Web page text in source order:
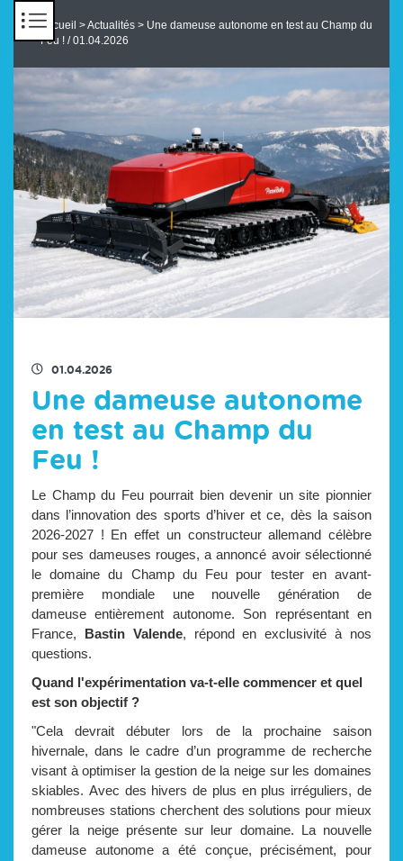
Accueil >Actualités > Une dameuse autonome en test au Champ du
Feu ! / 01.04.2026
01.04.2026
Une dameuse autonome
en test au Champ du
Feu !
Le Champ du Feu pourrait bien devenir un site pionnier
dans l’innovation des sports d’hiver et ce, dès la saison
2026-2027 ! En effet un constructeur allemand célèbre
pour ses dameuses rouges, a annoncé avoir sélectionné
le domaine du Champ du Feu pour tester en avant-
première mondiale une nouvelle génération de
dameuse entièrement autonome. Son représentant en
France, Bastin Valende, répond en exclusivité à nos
questions.
Quand l'expérimentation va-t-elle commencer et quel
est son objectif ?
"Cela devrait débuter lors de la prochaine saison
hivernale, dans le cadre d’un programme de recherche
visant à optimiser la gestion de la neige sur les domaines
skiables. Avec des hivers de plus en plus irréguliers, de
nombreuses stations cherchent des solutions pour mieux
gérer la neige présente sur leur domaine. La nouvelle
dameuse autonome a été conçue, précisément, pour